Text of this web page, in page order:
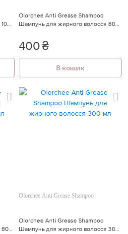
Olorchee Anti Grease Shampoo
Шампунь для жирного волосся 80
400₴
В кошик
Olorchee Anti Grease Shampoo
Olorchee Anti Grease Shampoo
Шампунь для жирного волосся 300